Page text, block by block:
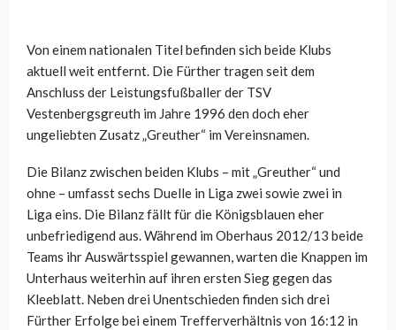
Von einem nationalen Titel befinden sich beide Klubs
aktuell weit entfernt. Die Fürther tragen seit dem
Anschluss der Leistungsfußballer der TSV
Vestenbergsgreuth im Jahre 1996 den doch eher
ungeliebten Zusatz „Greuther“ im Vereinsnamen.
Die Bilanz zwischen beiden Klubs – mit „Greuther“ und
ohne – umfasst sechs Duelle in Liga zwei sowie zwei in
Liga eins. Die Bilanz fällt für die Königsblauen eher
unbefriedigend aus. Während im Oberhaus 2012/13 beide
Teams ihr Auswärtsspiel gewannen, warten die Knappen im
Unterhaus weiterhin auf ihren ersten Sieg gegen das
Kleeblatt. Neben drei Unentschieden finden sich drei
Fürther Erfolge bei einem Trefferverhältnis von 16:12 in